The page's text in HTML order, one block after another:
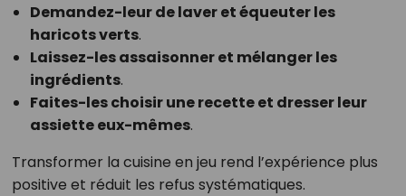
Demandez-leur de laver et équeuter les
haricots verts.
Laissez-les assaisonner et mélanger les
ingrédients.
Faites-les choisir une recette et dresser leur
assiette eux-mêmes.
Transformer la cuisine en jeu rend l’expérience plus
positive et réduit les refus systématiques.